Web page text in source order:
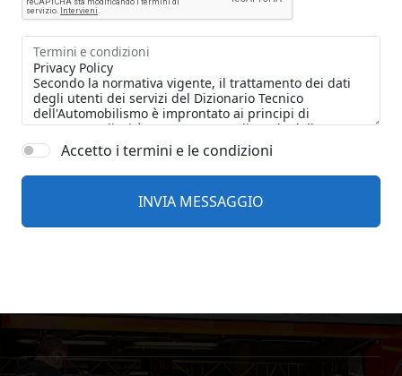
Termini e condizioni
Accetto i termini e le condizioni